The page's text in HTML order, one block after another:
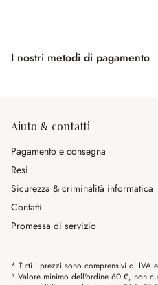
I nostri metodi di pagamento
Aiuto & contatti
Pagamento e consegna
Resi
Sicurezza & criminalità informatica
Contatti
Promessa di servizio
* Tutti i prezzi sono comprensivi di IVA
¹ Valore minimo dell'ordine 60 €, non